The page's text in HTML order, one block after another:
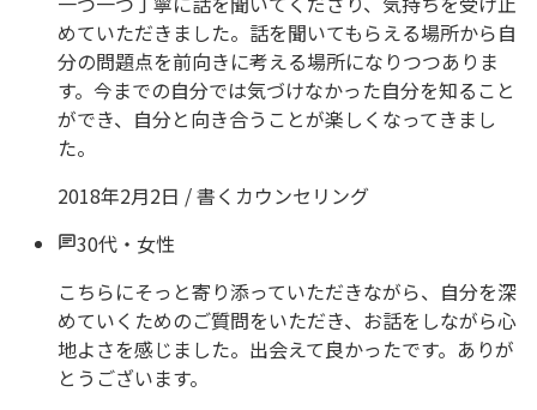
めていただきました。話を聞いてもらえる場所から自
分の問題点を前向きに考える場所になりつつありま
す。今までの自分では気づけなかった自分を知ること
ができ、自分と向き合うことが楽しくなってきまし
た。
2018年2月2日 /書くカウンセリング
30代 ・ 女性
こちらにそっと寄り添っていただきながら、自分を深
めていくためのご質問をいただき、お話をしながら心
地よさを感じました。出会えて良かったです。ありが
とうございます。